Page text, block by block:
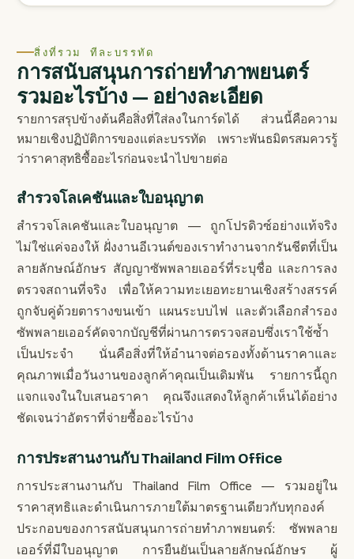
สิ่งที่รวม ทีละบรรทัด
การสนับสนุนการถ่ายทำภาพยนตร์
รวมอะไรบ้าง — อย่างละเอียด
รายการสรุปข้างต้นคือสิ่งที่ใส่ลงในการ์ดได้ ส่วนนี้คือความ
หมายเชิงปฏิบัติการของแต่ละบรรทัด เพราะพันธมิตรสมควรรู้
ว่าราคาสุทธิซื้ออะไรก่อนจะนำไปขายต่อ
สำรวจโลเคชันและใบอนุญาต
สำรวจโลเคชันและใบอนุญาต — ถูกโปรดิวซ์อย่างแท้จริง
ไม่ใช่แค่จองให้ ฝั่งงานอีเวนต์ของเราทำงานจากรันชีตที่เป็น
ลายลักษณ์อักษร สัญญาซัพพลายเออร์ที่ระบุชื่อ และการลง
ตรวจสถานที่จริง เพื่อให้ความทะเยอทะยานเชิงสร้างสรรค์
ถูกจับคู่ด้วยตารางขนเข้า แผนระบบไฟ และตัวเลือกสำรอง
ซัพพลายเออร์คัดจากบัญชีที่ผ่านการตรวจสอบซึ่งเราใช้ซ้ำ
เป็นประจำ นั่นคือสิ่งที่ให้อำนาจต่อรองทั้งด้านราคาและ
คุณภาพเมื่อวันงานของลูกค้าคุณเป็นเดิมพัน รายการนี้ถูก
แจกแจงในใบเสนอราคา คุณจึงแสดงให้ลูกค้าเห็นได้อย่าง
ชัดเจนว่าอัตราที่จ่ายซื้ออะไรบ้าง
การประสานงานกับ Thailand Film Office
การประสานงานกับ Thailand Film Office — รวมอยู่ใน
ราคาสุทธิและดำเนินการภายใต้มาตรฐานเดียวกับทุกองค์
ประกอบของการสนับสนุนการถ่ายทำภาพยนตร์: ซัพพลาย
เออร์ที่มีใบอนุญาต การยืนยันเป็นลายลักษณ์อักษร ผู้